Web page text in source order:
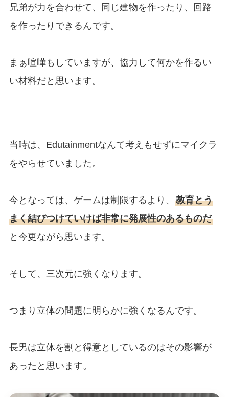
兄弟が力を合わせて、同じ建物を作ったり、回路
を作ったりできるんです。
まぁ喧嘩もしていますが、協力して何かを作るい
い材料だと思います。
当時は、Edutainmentなんて考えもせずにマイクラ
をやらせていました。
今となっては、ゲームは制限するより、 教育とう
まく結びつけていけば非常に発展性のあるものだ
と今更ながら思います。
そして、三次元に強くなります。
つまり立体の問題に明らかに強くなるんです。
長男は立体を割と得意としているのはその影響が
あったと思います。